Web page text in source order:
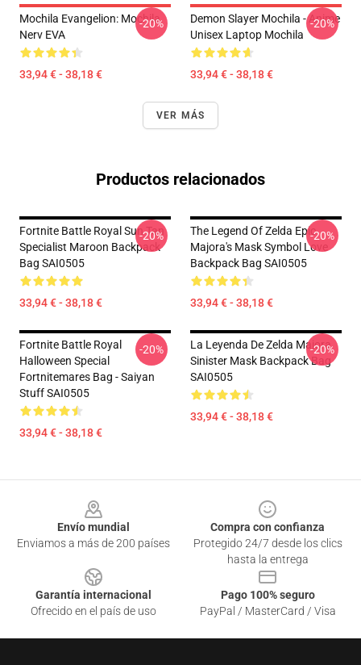
Mochila Evangelion: Mochila
Nerv EVA
33,94 € - 38,18 €
-20%
Demon Slayer Mochila - Anime
Unisex Laptop Mochila
33,94 € - 38,18 €
-20%
VER MÁS
Productos relacionados
Fortnite Battle Royal Sun Tan
Specialist Maroon Backpack
Bag SAI0505
33,94 € - 38,18 €
-20%
The Legend Of Zelda Epic
Majora's Mask Symbol Love
Backpack Bag SAI0505
33,94 € - 38,18 €
-20%
Fortnite Battle Royal
Halloween Special
Fortnitemares Bag - Saiyan
Stuff SAI0505
33,94 € - 38,18 €
-20%
La Leyenda De Zelda Majora
Sinister Mask Backpack Bag
SAI0505
33,94 € - 38,18 €
-20%
Envío mundial
Enviamos a más de 200 países
Compra con confianza
Protegido 24/7 desde los clics
hasta la entrega
Garantía internacional
Ofrecido en el país de uso
Pago 100% seguro
PayPal / MasterCard / Visa